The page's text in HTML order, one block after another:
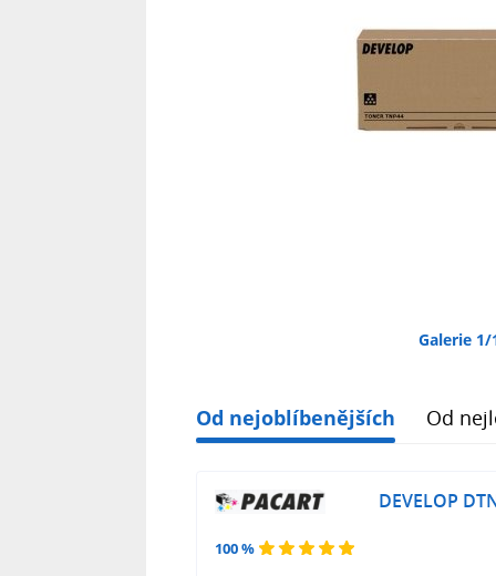
Galerie 1/
Od nejoblíbenějších Od
100 %
DEVELOP